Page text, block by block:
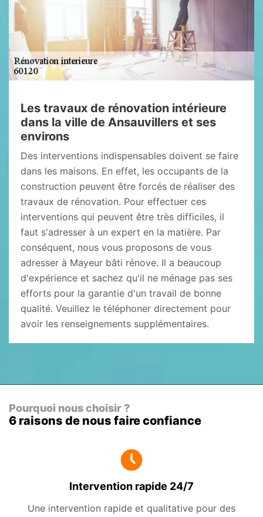
Les travaux de rénovation intérieure
dans la ville de Ansauvillers et ses
environs
Des interventions indispensables doivent se faire
dans les maisons. En effet, les occupants de la
construction peuvent être forcés de réaliser des
travaux de rénovation. Pour effectuer ces
interventions qui peuvent être très difficiles, il
faut s'adresser à un expert en la matière. Par
conséquent, nous vous proposons de vous
adresser à Mayeur bâti rénove. Il a beaucoup
d'expérience et sachez qu'il ne ménage pas ses
efforts pour la garantie d'un travail de bonne
qualité. Veuillez le téléphoner directement pour
avoir les renseignements supplémentaires.
Pourquoi nous choisir ?
6 raisons de nous faire confiance
Intervention rapide 24/7
Une intervention rapide et qualitative pour des